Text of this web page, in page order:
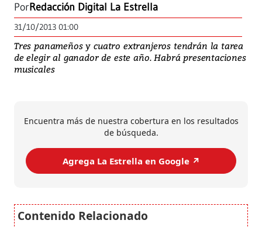
PorRedacción Digital La Estrella
31/10/2013 01:00
Tres panameños y cuatro extranjeros tendrán la tarea
de elegir al ganador de este año. Habrá presentaciones
musicales
Encuentra más de nuestra cobertura en los resultados
de búsqueda.
Agrega La Estrella en Google ↗️